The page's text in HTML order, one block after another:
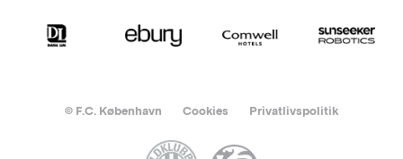
© F.C. København Cookies Privatlivspolitik